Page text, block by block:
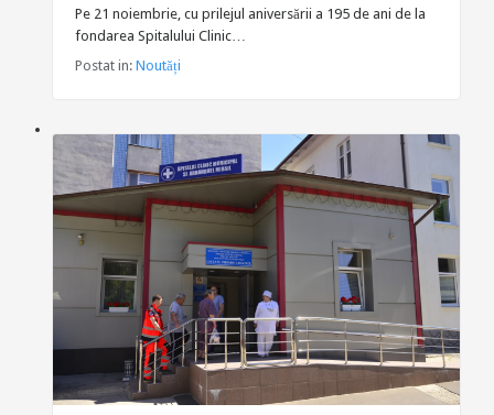
Pe 21 noiembrie, cu prilejul aniversării a 195 de ani de la
fondarea Spitalului Clinic…
Postat in: Noutăți